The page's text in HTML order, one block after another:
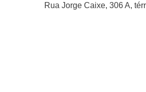
Rua Jorge Caixe, 306 A,